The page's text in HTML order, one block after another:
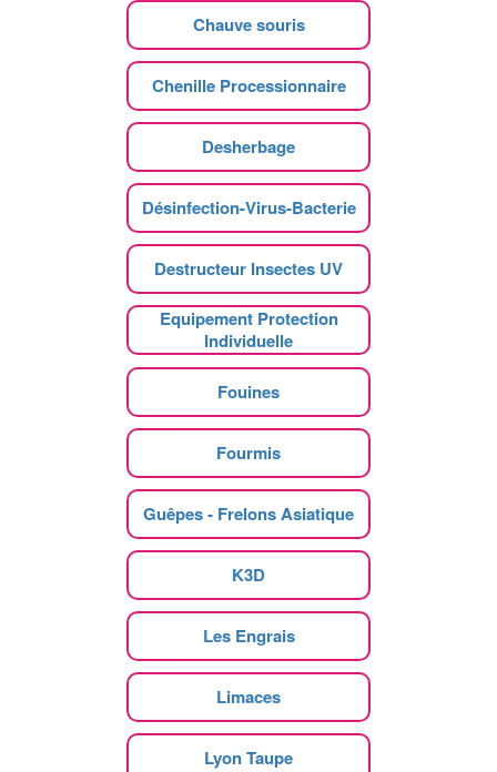
Chauve souris
Chenille Processionnaire
Desherbage
Désinfection-Virus-Bacterie
Destructeur Insectes UV
Equipement Protection
Individuelle
Fouines
Fourmis
Guêpes - Frelons Asiatique
K3D
Les Engrais
Limaces
Lyon Taupe